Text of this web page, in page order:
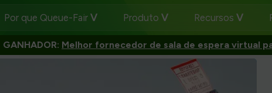
Por que Queue-Fair Produto Recursos
GANHADOR: Melhor fornecedor de sala de espera virtual